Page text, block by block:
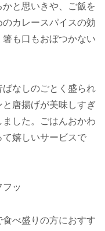
と思いきや、ご飯を
カレースパイスの効
も口もおぼつかない
なしのごとく盛られ
唐揚げが美味しすぎ
した。ごはんおかわ
て嬉しいサービスで
ッ
べ盛りの方におすす